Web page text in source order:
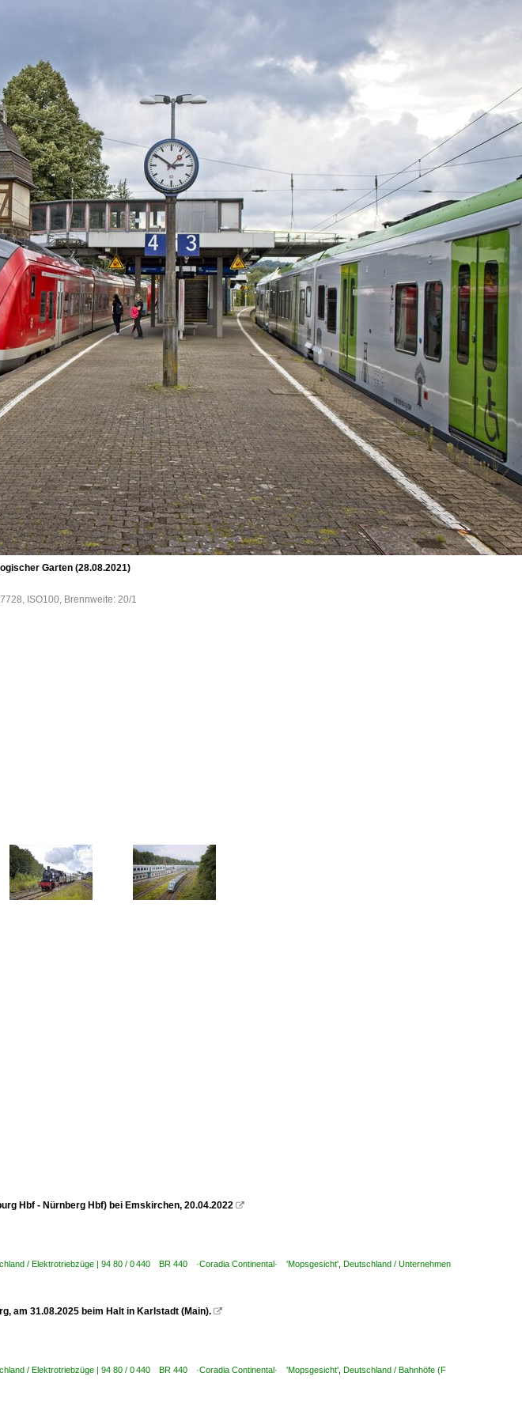
Garten (28.08.2021)
ISO100, Brennweite: 20/1
Hbf - Nürnberg Hbf) bei Emskirchen, 20.04.2022 
/ Elektrotriebzüge | 94 80 / 0 440 BR 440 ·Coradia Continental· 'Mopsgesicht' Deutschland / Unternehmen
am 31.08.2025 beim Halt in Karlstadt (Main). 
/ Elektrotriebzüge | 94 80 / 0 440 BR 440 ·Coradia Continental· 'Mopsgesicht' Deutschland / Bahnhöfe (F